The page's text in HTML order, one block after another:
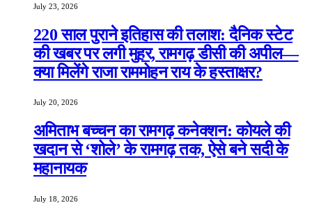
July 23, 2026
220 साल पुराने इतिहास की तलाश: दैनिक स्टेट
की खबर पर लगी मुहर, रामगढ़ डीसी की अपील—
क्या मिलेंगे राजा राममोहन राय के हस्ताक्षर?
July 20, 2026
अमिताभ बच्चन का रामगढ़ कनेक्शन: कोयले की
खदान से ‘शोले’ के रामगढ़ तक, ऐसे बने सदी के
महानायक
July 18, 2026